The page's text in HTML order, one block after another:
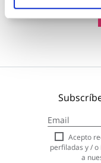
a
nuestro
boletín
de
Acepto
perfiladas y /
a